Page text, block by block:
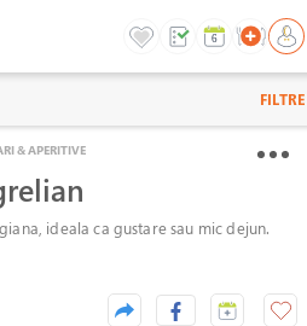
FILTRE
& APERITIVE
ideala ca gustare sau mic dejun.